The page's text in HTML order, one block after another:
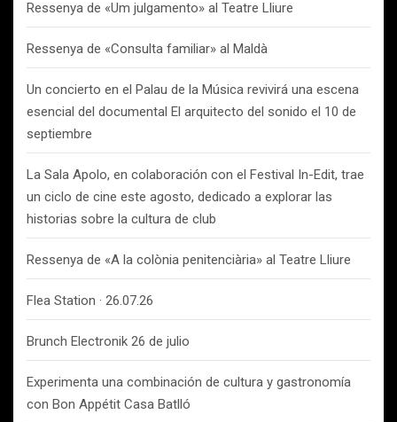
Ressenya de «Um julgamento» al Teatre Lliure
Ressenya de «Consulta familiar» al Maldà
Un concierto en el Palau de la Música revivirá una escena
esencial del documental El arquitecto del sonido el 10 de
septiembre
La Sala Apolo, en colaboración con el Festival In-Edit, trae
un ciclo de cine este agosto, dedicado a explorar las
historias sobre la cultura de club
Ressenya de «A la colònia penitenciària» al Teatre Lliure
Flea Station · 26.07.26
Brunch Electronik 26 de julio
Experimenta una combinación de cultura y gastronomía
con Bon Appétit Casa Batlló